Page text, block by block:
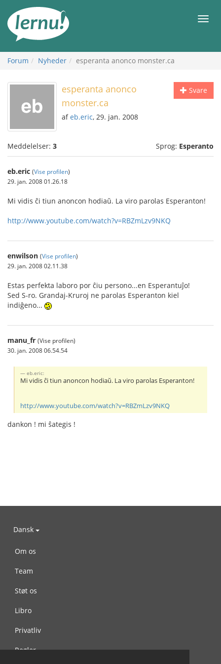
indholdet
Forum Nyheder esperanta anonco monster.ca
Svare
esperanta anonco
monster.ca
afeb.eric, 29. jan. 2008
Meddelelser: 3 Sprog: Esperanto
eb.eric (Vise profilen)
29. jan. 2008 01.26.18
Mi vidis ĉi tiun anoncon hodiaŭ. La viro parolas Esperanton!
http://www.youtube.com/watch?v=RBZmLzv9NKQ
enwilson (Vise profilen)
29. jan. 2008 02.11.38
Estas perfekta laboro por ĉiu persono...en Esperantuĵo!
Sed S-ro. Grandaj-Kruroj ne parolas Esperanton kiel
indiĝeno...
manu_fr (Vise profilen)
30. jan. 2008 06.54.54
eb.eric:
Mi vidis ĉi tiun anoncon hodiaŭ. La viro parolas Esperanton!
http://www.youtube.com/watch?v=RBZmLzv9NKQ
dankon ! mi ŝategis !
Dansk
Om os
Team
Støt os
Libro
Privatliv
Regler